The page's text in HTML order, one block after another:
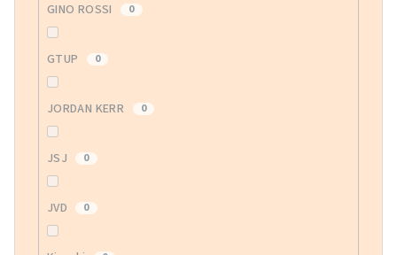
GINO ROSSI 0
GTUP 0
JORDAN KERR 0
JSJ 0
JVD 0